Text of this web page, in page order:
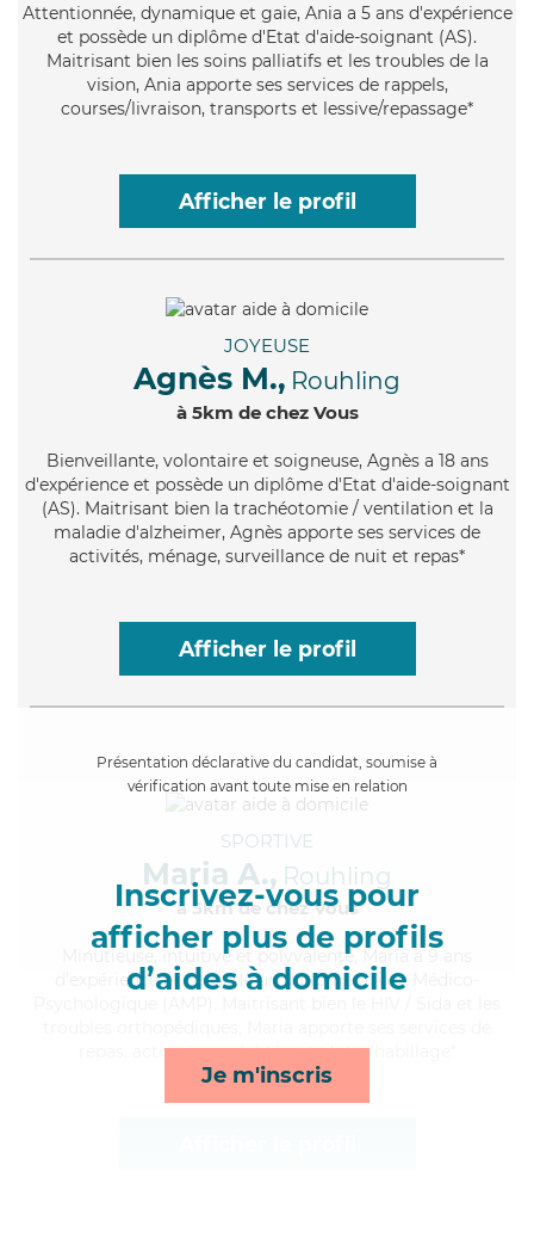
Attentionnée, dynamique et gaie, Ania a 5 ans d'expérience
et possède un diplôme d'Etat d'aide-soignant (AS).
Maitrisant bien les soins palliatifs et les troubles de la
vision, Ania apporte ses services de rappels,
courses/livraison, transports et lessive/repassage*
Afficher le profil
JOYEUSE
Agnès M., Rouhling
à 5km de chez Vous
Bienveillante, volontaire et soigneuse, Agnès a 18 ans
d'expérience et possède un diplôme d'Etat d'aide-soignant
(AS). Maitrisant bien la trachéotomie / ventilation et la
maladie d'alzheimer, Agnès apporte ses services de
activités, ménage, surveillance de nuit et repas*
Afficher le profil
Présentation déclarative du candidat, soumise à
vérification avant toute mise en relation
Inscrivez-vous pour
afficher plus de profils
d’aides à domicile
Je m'inscris
SPORTIVE
Maria A., Rouhling
à 5km de chez Vous
, intuitive et polyvalente, Maria a 9 ans
d'expérience et possède un diplôme d'Aide Médico-
repas, activités, mobilité et toilette/habillage*